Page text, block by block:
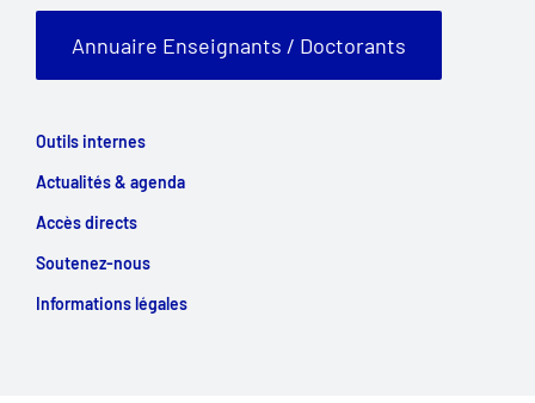
Annuaire Enseignants / Doctorants
Outils internes
Actualités & agenda
Accès directs
Soutenez-nous
Informations légales